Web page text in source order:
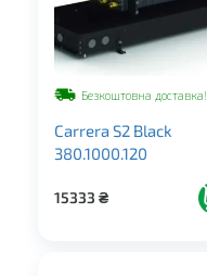
Безкоштовна доставка!
Carrera S2 Black
380.1000.120
15333 ₴